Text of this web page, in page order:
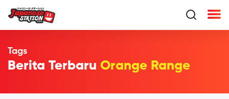
Tags
Berita Terbaru Orange Range